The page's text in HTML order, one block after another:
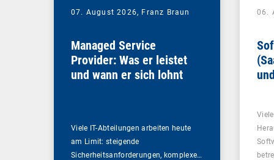
07. August 2026, Franz Braun
Managed Service
Provider: Was er leistet
und wann er sich lohnt
Viele IT-Abteilungen arbeiten heute
am Limit: steigende
Sicherheitsanforderungen, komplexe…
06.